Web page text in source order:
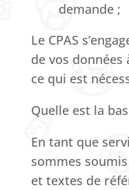
demande ;
Le CPAS
de vos données
ce qui est
Quelle est la
En tant que
sommes
et textes de